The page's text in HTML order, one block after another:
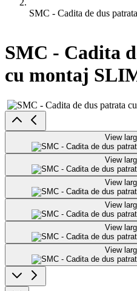
SMC - Cadita de dus
SMC - Cadita
cu montaj
View
View
View
View
View
View